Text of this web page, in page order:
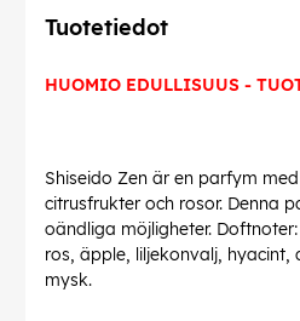
Tuotetiedot
HUOMIO EDULLISUUS -
Shiseido Zen är en parfym
citrusfrukter och rosor. Denna
oändliga möjligheter.
ros, äpple, liljekonvalj, hyacint,
mysk.